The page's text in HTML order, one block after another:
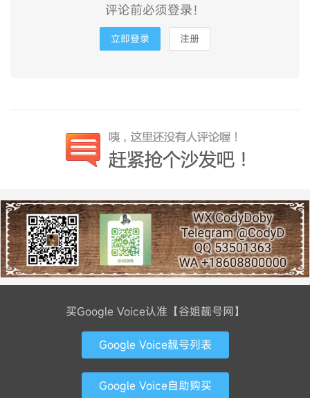
评论前必须登录！
立即登录 注册
买Google Voice认准【谷姐靓号网】
Google Voice靓号列表
Google Voice自助购买